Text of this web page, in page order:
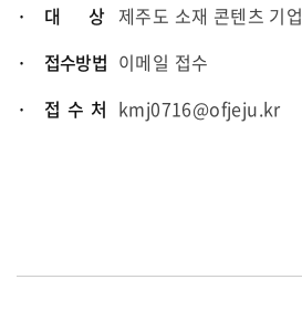
· 대 상 제주도 소재 콘텐츠 기업
· 접수방법 이메일 접수
· 접 수 처 kmj0716@ofjeju.kr